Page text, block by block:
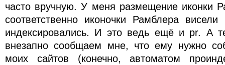
часто вручную. У меня размещение иконки
соответственно иконочки Рамблера
индексировались. И это ведь ещё и pr. А
внезапно сообщаем мне, что ему нужно
моих сайтов (конечно, автоматом